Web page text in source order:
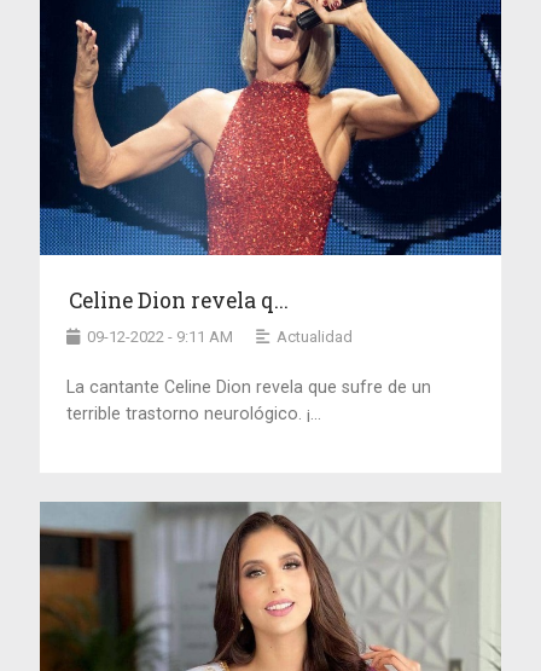
Celine Dion revela q...
09-12-2022 - 9:11 AM Actualidad
La cantante Celine Dion revela que sufre de un
terrible trastorno neurológico. ¡...